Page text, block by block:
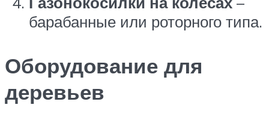
барабанные или роторного типа.
Оборудование для
деревьев